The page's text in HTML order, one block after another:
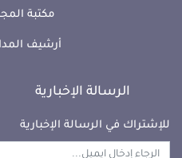
لطفي الهمامي
مكتبة
أرشيف
الرسالة الإخبارية
للإشتراك في الرسالة الإخبارية